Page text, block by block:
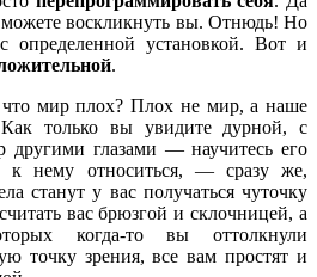
воскликнуть вы. Отнюдь! Но
установкой. Вот и
.
что мир плох? Плох не мир, а наше
только вы увидите дурной, с
другими глазами — научитесь его
к нему относиться, — сразу же,
станут у вас получаться чуточку
вас брюзгой и склочницей, а
когда-то вы оттолкнули
точку зрения, все вам простят и